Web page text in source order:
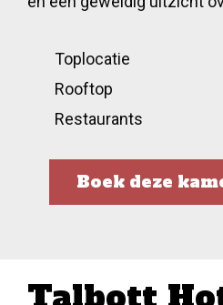
Toplocatie
Rooftop
Restaurants
Boek deze